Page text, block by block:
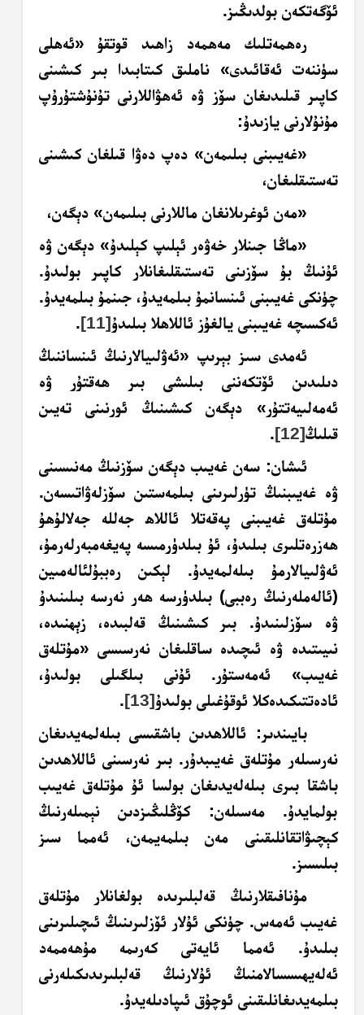
ئۆگەتكەن بولدىڭىز.
رەھمەتلىك مەھمەد زاھىد قوتقۇ «ئەھلى
سۈننەت ئەقائىدى» ناملىق كىتابىدا بىر كىشىنى
كاپىر قىلىدىغان سۆز ۋە ئەھۋاللارنى تۇنۇشتۇرۇپ
مۇنۇلارنى يازىدۇ:
«غەيىبنى بىلىمەن» دەپ دەۋا قىلغان كىشىنى
تەستىقلىغان،
«مەن ئوغرىلانغان ماللارنى بىلىمەن» دېگەن،
«ماڭا جىنلار خەۋەر ئېلىپ كېلىدۇ» دېگەن ۋە
ئۇنىڭ بۇ سۆزىنى تەستىقلىغانلار كاپىر بولىدۇ.
چۈنكى غەيىبنى ئىنسانمۇ بىلمەيدۇ، جىنمۇ بىلمەيدۇ.
ئەكسىچە غەيىبنى يالغۇز ئاللاھلا بىلىدۇ[11]
.
ئەمدى سىز بېرىپ «ئەۋلىيالارنىڭ ئىنساننىڭ
دىلىدىن ئۆتكەننى بىلىشى بىر ھەقتۇر ۋە
ئەمەلىيەتتۇر» دېگەن كىشىنىڭ ئورنىنى تەيىن
قىلىڭ[12]
.
ئىشان: سەن غەيىب دېگەن سۆزنىڭ مەنىسىنى
ۋە غەيىبنىڭ تۈرلىرىنى بىلمەستىن سۆزلەۋاتىسەن.
مۇتلەق غەيىبنى پەقەتلا ئاللاھ جەللە جەلالۇھۇ
ھەزرەتلىرى بىلىدۇ، ئۇ بىلدۈرمىسە پەيغەمبەرلەرمۇ،
ئەۋلىيالارمۇ بىلەلمەيدۇ. لېكىن رەببۇلئالەمىين
(ئالەملەرنىڭ رەببى) بىلدۈرسە ھەر نەرسە بىلىنىدۇ
ۋە سۆزلىنىدۇ. بىر كىشىنىڭ قەلبىدە، زېھنىدە،
نىيىتىدە ۋە ئىچىدە ساقلىغان نەرسىسى «مۇتلەق
غەيىب» ئەمەستۇر. ئۇنى بىلگىلى بولىدۇ،
ئادەتتىكىدەكلا ئوقۇغىلى بولىدۇ[13]
.
بايىندىر: ئاللاھدىن باشقىسى بىلەلمەيدىغان
نەرسىلەر مۇتلەق غەيىبدۇر. بىر نەرسىنى ئاللاھدىن
باشقا بىرى بىلەلەيدىغان بولسا ئۇ مۇتلەق غەيىب
بولمايدۇ. مەسىلەن: كۆڭلىڭىزدىن نېمىلەرنىڭ
كېچىۋاتقانلىقىنى مەن بىلمەيمەن، ئەمما سىز
بىلىسىز.
مۇنافىقلارنىڭ قەلبلىرىدە بولغانلار مۇتلەق
غەيىب ئەمەس. چۈنكى ئۇلار ئۆزلىرىنىڭ ئىچىلىرىنى
بىلىدۇ. ئەمما ئايەتى كەرىمە مۇھەممەد
ئەلەيھىسسالامنىڭ ئۇلارنىڭ قەلبلىرىدىكىلەرنى
بىلمەيدىغانلىقىنى ئوچۇق ئىپادىلەيدۇ.